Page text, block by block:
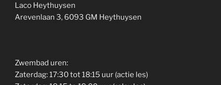
Laco Heythuysen
Arevenlaan 3, 6093 GM Heythuysen
Zwembad uren:
Zaterdag: 17:30 tot 18:15 uur (actie les)